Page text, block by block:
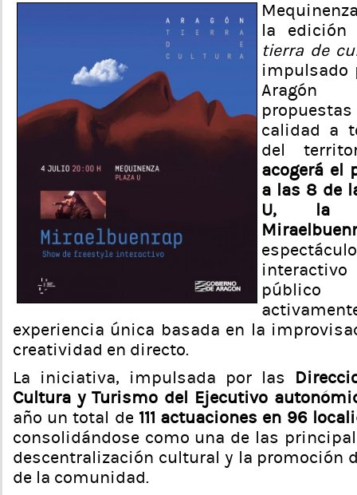
la
tierra de
impulsado
Aragón
calidad a
del
acogerá el
a las 8 de
U, la
experiencia única basada en la
creatividad en directo.
La iniciativa, impulsada por las
Cultura y Turismo del Ejecutivo
año un total de 111 actuaciones en 96
consolidándose como una de las
descentralización cultural y la promoción
de la comunidad.